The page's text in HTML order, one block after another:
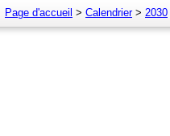
Page d'accueil > Calendrier> 2030